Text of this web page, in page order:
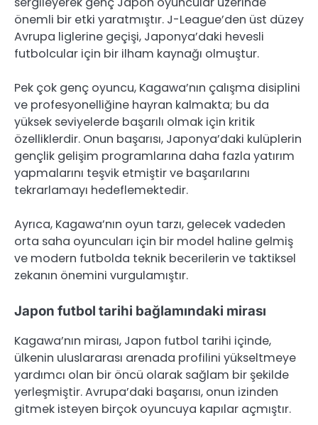
önemli bir etki yaratmıştır. J-League’den üst düzey
Avrupa liglerine geçişi, Japonya’daki hevesli
futbolcular için bir ilham kaynağı olmuştur.
Pek çok genç oyuncu, Kagawa’nın çalışma disiplini
ve profesyonelliğine hayran kalmakta; bu da
yüksek seviyelerde başarılı olmak için kritik
özelliklerdir. Onun başarısı, Japonya’daki kulüplerin
gençlik gelişim programlarına daha fazla yatırım
yapmalarını teşvik etmiştir ve başarılarını
tekrarlamayı hedeflemektedir.
Ayrıca, Kagawa’nın oyun tarzı, gelecek vadeden
orta saha oyuncuları için bir model haline gelmiş
ve modern futbolda teknik becerilerin ve taktiksel
zekanın önemini vurgulamıştır.
Japon futbol tarihi bağlamındaki mirası
Kagawa’nın mirası, Japon futbol tarihi içinde,
ülkenin uluslararası arenada profilini yükseltmeye
yardımcı olan bir öncü olarak sağlam bir şekilde
yerleşmiştir. Avrupa’daki başarısı, onun izinden
gitmek isteyen birçok oyuncuya kapılar açmıştır.